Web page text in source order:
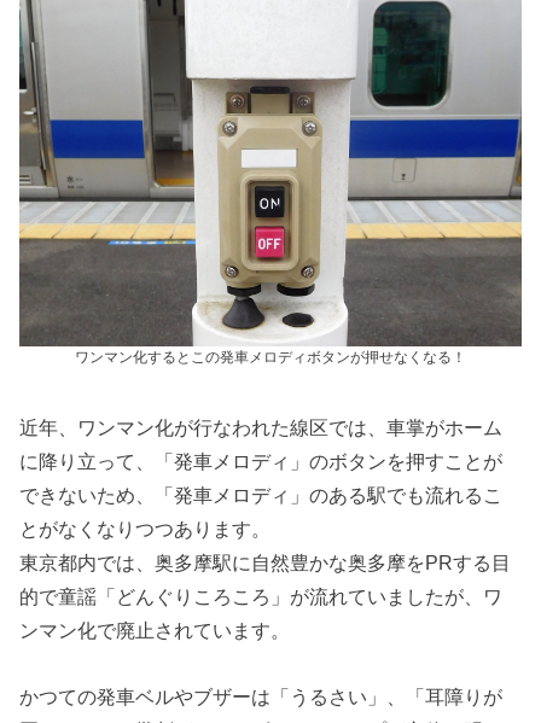
ワンマン化するとこの発車メロディボタンが押せなくなる！
近年、ワンマン化が行なわれた線区では、車掌がホーム
に降り立って、「発車メロディ」のボタンを押すことが
できないため、「発車メロディ」のある駅でも流れるこ
とがなくなりつつあります。
東京都内では、奥多摩駅に自然豊かな奥多摩をPRする目
的で童謡「どんぐりころころ」が流れていましたが、ワ
ンマン化で廃止されています。
かつての発車ベルやブザーは「うるさい」、「耳障りが